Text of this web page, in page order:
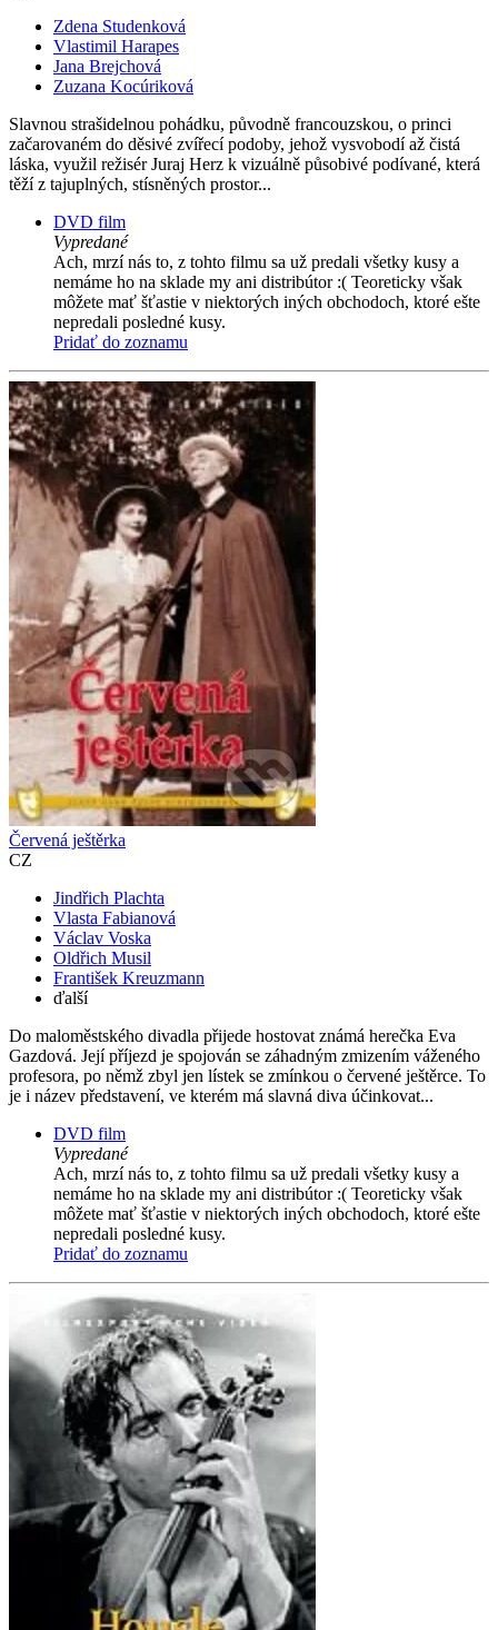
Zdena Studenková
Vlastimil Harapes
Jana Brejchová
Zuzana Kocúriková
Slavnou strašidelnou pohádku, původně francouzskou, o princi
začarovaném do děsivé zvířecí podoby, jehož vysvobodí až čistá
láska, využil režisér Juraj Herz k vizuálně působivé podívané, která
těží z tajuplných, stísněných prostor...
DVD film
Vypredané
Ach, mrzí nás to, z tohto filmu sa už predali všetky kusy a
nemáme ho na sklade my ani distribútor :( Teoreticky však
môžete mať šťastie v niektorých iných obchodoch, ktoré ešte
nepredali posledné kusy.
Pridať do zoznamu
Červená ještěrka
CZ
Jindřich Plachta
Vlasta Fabianová
Václav Voska
Oldřich Musil
František Kreuzmann
ďalší
Do maloměstského divadla přijede hostovat známá herečka Eva
Gazdová. Její příjezd je spojován se záhadným zmizením váženého
profesora, po němž zbyl jen lístek se zmínkou o červené ještěrce. To
je i název představení, ve kterém má slavná diva účinkovat...
DVD film
Vypredané
Ach, mrzí nás to, z tohto filmu sa už predali všetky kusy a
nemáme ho na sklade my ani distribútor :( Teoreticky však
môžete mať šťastie v niektorých iných obchodoch, ktoré ešte
nepredali posledné kusy.
Pridať do zoznamu